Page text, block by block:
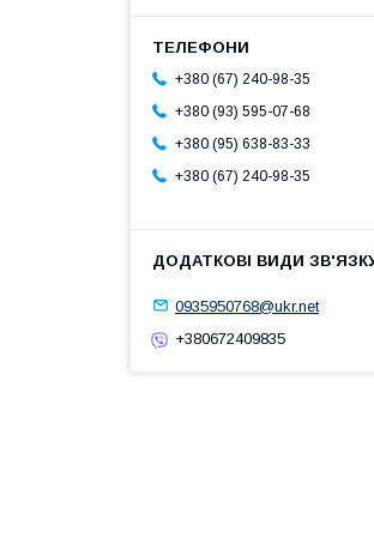
+380 (67) 240-98-35
+380 (93) 595-07-68
+380 (95) 638-83-33
+380 (67) 240-98-35
0935950768@ukr.net
+380672409835